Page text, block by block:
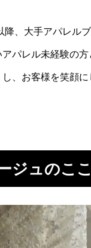
降、大手アパレル
パレル未経験の
、お客様を笑顔
ジュのこ